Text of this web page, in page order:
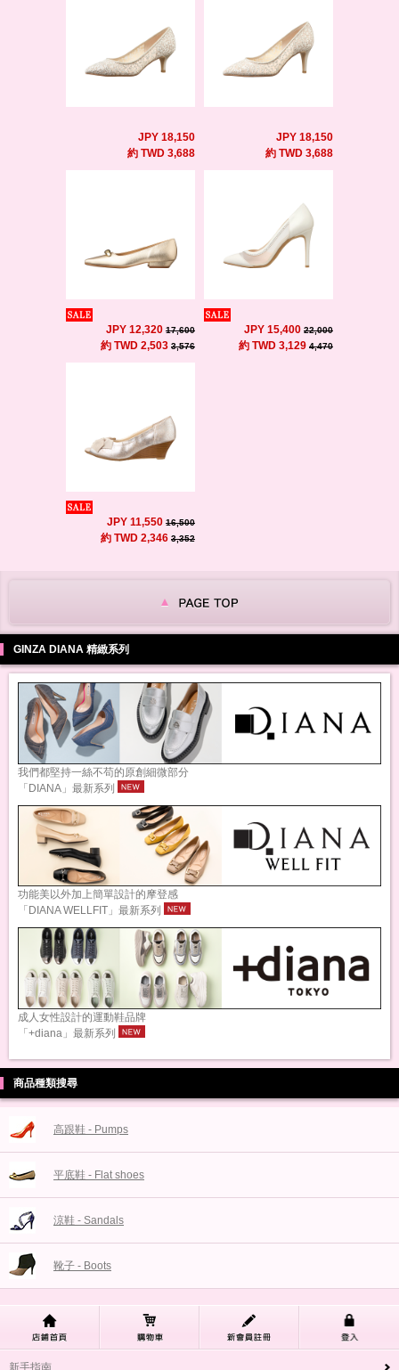
JPY 18,150
約 TWD 3,688
JPY 18,150
約 TWD 3,688
JPY 12,320 17,600
約 TWD 2,503 3,576
JPY 15,400 22,000
約 TWD 3,129 4,470
JPY 11,550 16,500
約 TWD 2,346 3,352
GINZA DIANA 精緻系列
我們都堅持一絲不苟的原創細微部分
「DIANA」最新系列
功能美以外加上簡單設計的摩登感
「DIANA WELLFIT」最新系列
成人女性設計的運動鞋品牌
「+diana」最新系列
商品種類搜尋
高跟鞋 - Pumps
平底鞋 - Flat shoes
涼鞋 - Sandals
靴子 - Boots
新手指南